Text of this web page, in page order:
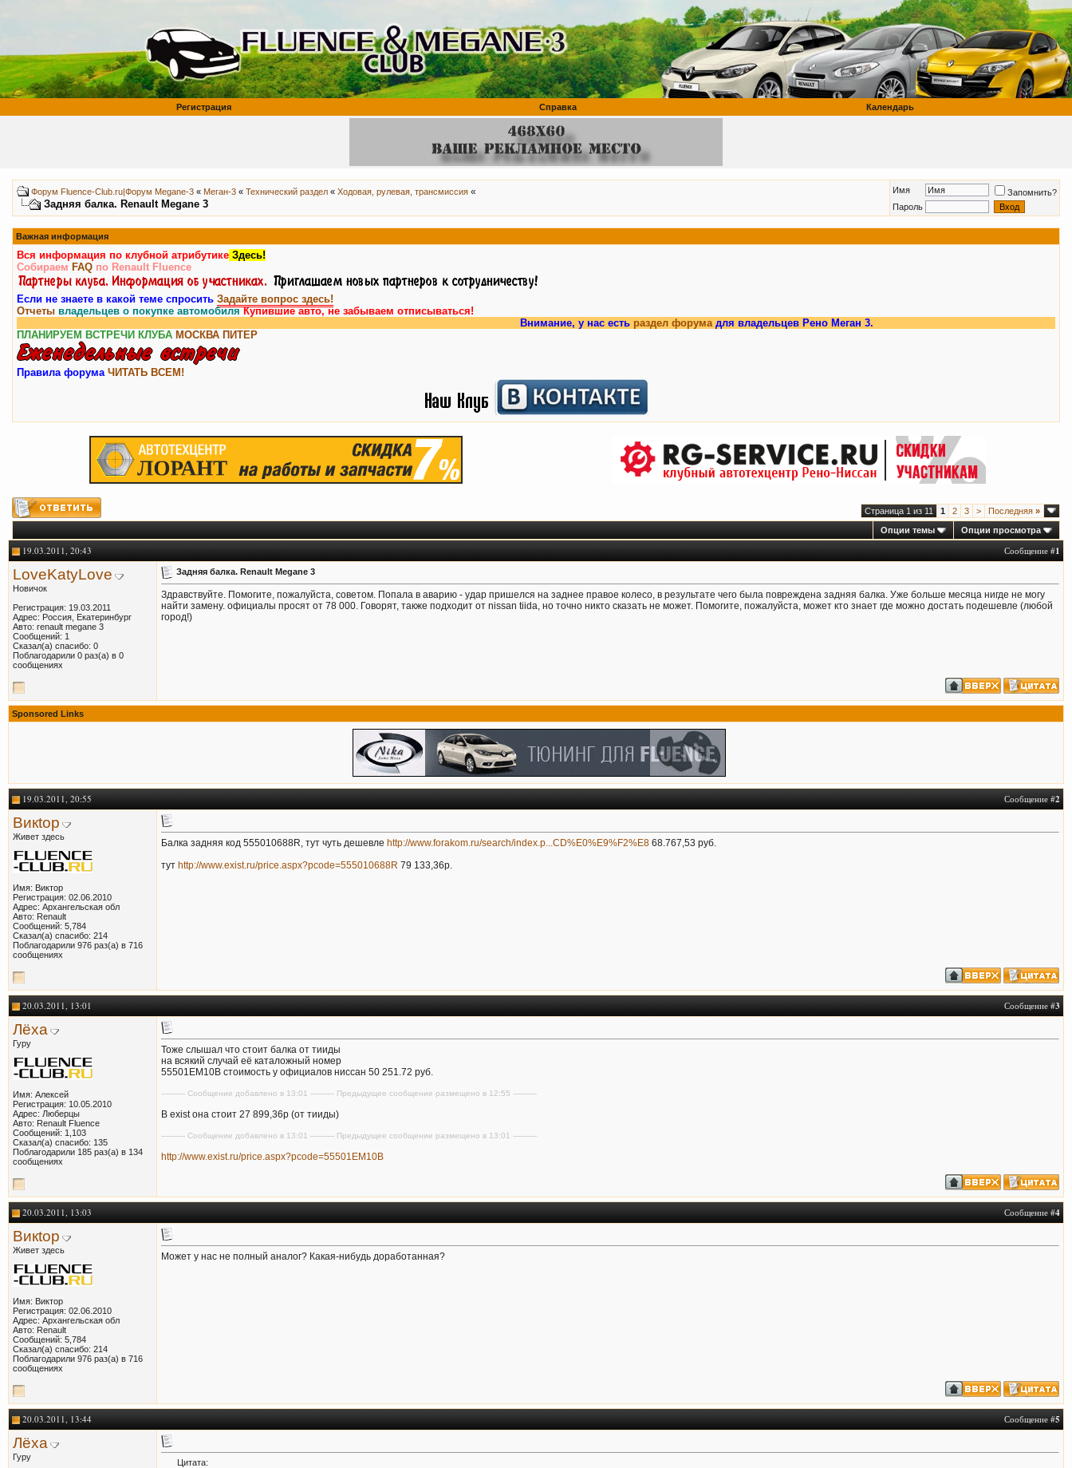
Регистрация Справка Календарь
Форум Fluence-Club.ru|Форум Megane-3 « Меган-3 « Технический раздел « Ходовая, рулевая, трансмиссия «
Задняя балка. Renault Megane 3
Имя
Запомнить?
Пароль
Важная информация
Вся информация по клубной атрибутике Здесь!
Собираем FAQ по Renault Fluence
Если не знаете в какой теме спросить Задайте вопрос здесь!
Отчеты владельцев о покупке автомобиляКупившие авто, не забываем отписываться!
Внимание, у нас естьраздел форумадля владельцев Рено Меган 3.
ПЛАНИРУЕМ ВСТРЕЧИ КЛУБА МОСКВА ПИТЕР
Правила форума ЧИТАТЬ ВСЕМ!
Страница 1 из 11 1 2 3 > Последняя »
Опции темы
Опции просмотра
19.03.2011, 20:43 Сообщение #1
LoveKatyLove
Новичок
Регистрация: 19.03.2011
Адрес: Россия, Екатеринбург
Авто: renault megane 3
Сообщений: 1
Сказал(а) спасибо: 0
Поблагодарили 0 раз(а) в 0
сообщениях
Задняя балка. Renault Megane 3
Здравствуйте. Помогите, пожалуйста, советом. Попала в аварию - удар пришелся на заднее правое колесо, в результате чего была повреждена задняя балка. Уже больше месяца нигде не могу
найти замену. официалы просят от 78 000. Говорят, также подходит от nissan tiida, но точно никто сказать не может. Помогите, пожалуйста, может кто знает где можно достать подешевле (любой
город!)
Sponsored Links
19.03.2011, 20:55 Сообщение #2
Викtор
Живет здесь
Имя: Виктор
Регистрация: 02.06.2010
Адрес: Архангельская обл
Авто: Renault
Сообщений: 5,784
Сказал(а) спасибо: 214
Поблагодарили 976 раз(а) в 716
сообщениях
Балка задняя код 555010688R, тут чуть дешевле http://www.forakom.ru/search/index.p...CD%E0%E9%F2%E8 68.767,53 руб.
тут http://www.exist.ru/price.aspx?pcode=555010688R 79 133,36р.
20.03.2011, 13:01 Сообщение #3
Лёха
Гуру
Имя: Алексей
Регистрация: 10.05.2010
Адрес: Люберцы
Авто: Renault Fluence
Сообщений: 1,103
Сказал(а) спасибо: 135
Поблагодарили 185 раз(а) в 134
сообщениях
Тоже слышал что стоит балка от тииды
на всякий случай её каталожный номер
55501EM10B стоимость у официалов ниссан 50 251.72 руб.
---------- Сообщение добавлено в 13:01 ---------- Предыдущее сообщение размещено в 12:55 ----------
В exist она стоит 27 899,36р (от тииды)
---------- Сообщение добавлено в 13:01 ---------- Предыдущее сообщение размещено в 13:01 ----------
http://www.exist.ru/price.aspx?pcode=55501EM10B
20.03.2011, 13:03 Сообщение #4
Викtор
Живет здесь
Имя: Виктор
Регистрация: 02.06.2010
Адрес: Архангельская обл
Авто: Renault
Сообщений: 5,784
Сказал(а) спасибо: 214
Поблагодарили 976 раз(а) в 716
сообщениях
Может у нас не полный аналог? Какая-нибудь доработанная?
20.03.2011, 13:44 Сообщение #5
Лёха
Гуру
Цитата: